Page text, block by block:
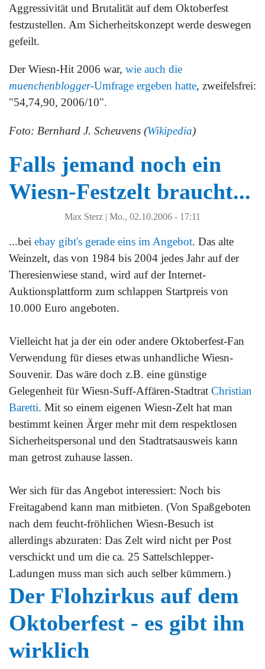
Aggressivität und Brutalität auf dem Oktoberfest
festzustellen. Am Sicherheitskonzept werde deswegen
gefeilt.
Der Wiesn-Hit 2006 war, wie auch die
muenchenblogger-Umfrage ergeben hatte, zweifelsfrei:
"54,74,90, 2006/10".
Foto: Bernhard J. Scheuvens (Wikipedia)
Falls jemand noch ein
Wiesn-Festzelt braucht...
Max Sterz | Mo., 02.10.2006 - 17:11
...bei ebay gibt's gerade eins im Angebot. Das alte
Weinzelt, das von 1984 bis 2004 jedes Jahr auf der
Theresienwiese stand, wird auf der Internet-
Auktionsplattform zum schlappen Startpreis von
10.000 Euro angeboten.
Vielleicht hat ja der ein oder andere Oktoberfest-Fan
Verwendung für dieses etwas unhandliche Wiesn-
Souvenir. Das wäre doch z.B. eine günstige
Gelegenheit für Wiesn-Suff-Affären-Stadtrat Christian
Baretti. Mit so einem eigenen Wiesn-Zelt hat man
bestimmt keinen Ärger mehr mit dem respektlosen
Sicherheitspersonal und den Stadtratsausweis kann
man getrost zuhause lassen.
Wer sich für das Angebot interessiert: Noch bis
Freitagabend kann man mitbieten. (Von Spaßgeboten
nach dem feucht-fröhlichen Wiesn-Besuch ist
allerdings abzuraten: Das Zelt wird nicht per Post
verschickt und um die ca. 25 Sattelschlepper-
Ladungen muss man sich auch selber kümmern.)
Der Flohzirkus auf dem
Oktoberfest - es gibt ihn
wirklich